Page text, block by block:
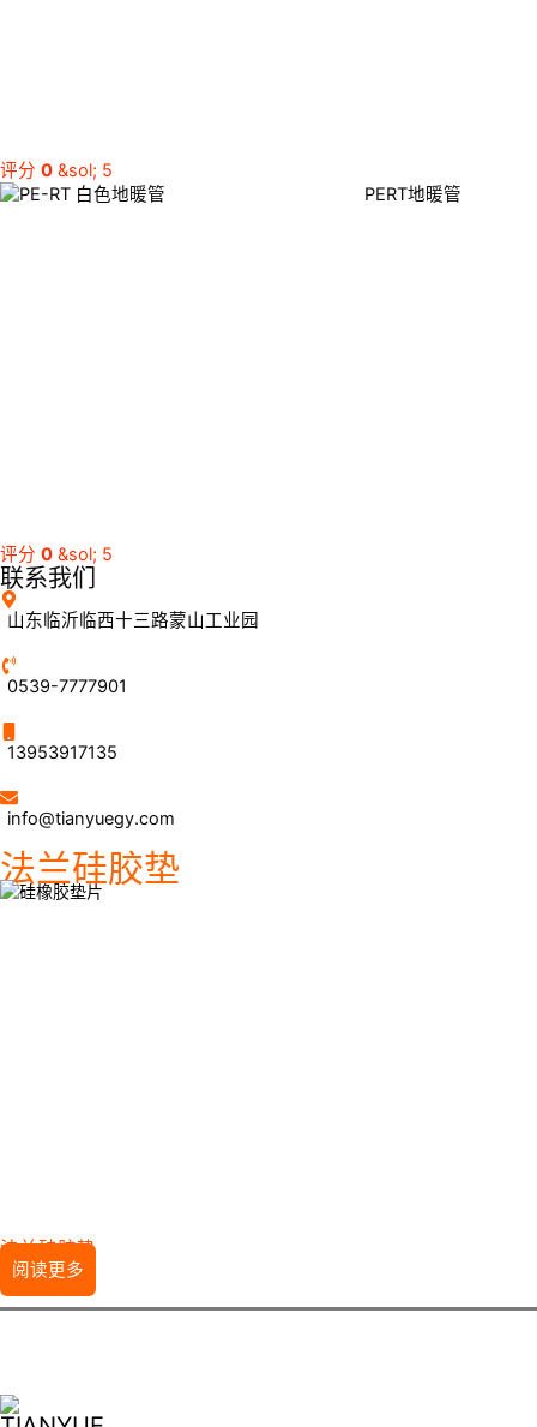
评分 0 &sol; 5
PERT地暖管
评分 0 &sol; 5
联系我们
山东临沂临西十三路蒙山工业园
0539-7777901
13953917135
info@tianyuegy.com
法兰硅胶垫
法兰硅胶垫
阅读更多